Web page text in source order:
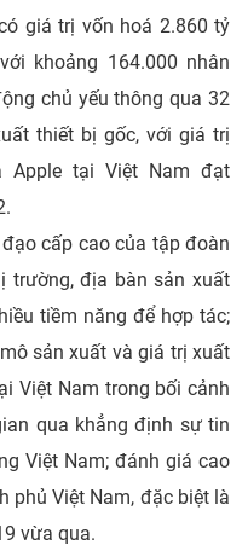
giá trị vốn hoá 2.860 tỷ
khoảng 164.000 nhân
chủ yếu thông qua 32
thiết bị gốc, với giá trị
Apple tại Việt Nam đạt
cấp cao của tập đoàn
trường, địa bàn sản xuất
tiềm năng để hợp tác;
sản xuất và giá trị xuất
Việt Nam trong bối cảnh
qua khẳng định sự tin
Việt Nam; đánh giá cao
phủ Việt Nam, đặc biệt là
vừa qua.